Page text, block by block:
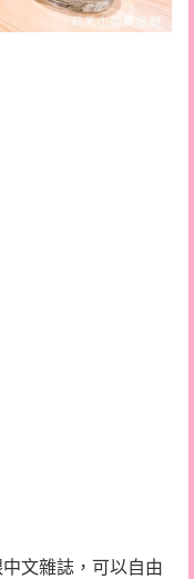
文雜誌，可以自由